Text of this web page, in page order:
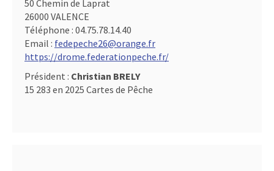
50 Chemin de Laprat
26000 VALENCE
Téléphone : 04.75.78.14.40
Email : fedepeche26@orange.fr
https://drome.federationpeche.fr/
Président : Christian BRELY
15 283 en 2025 Cartes de Pêche